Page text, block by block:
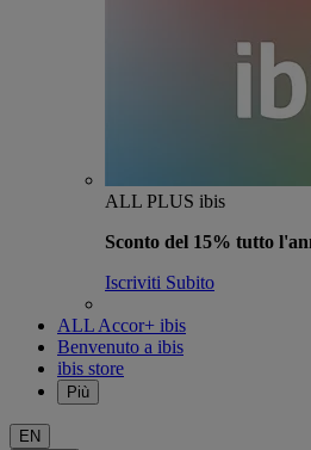
ALL PLUS ibis
Sconto del 15% tutto
Iscriviti Subito
ALL Accor+ ibis
Benvenuto a ibis
ibis store
Più
EN